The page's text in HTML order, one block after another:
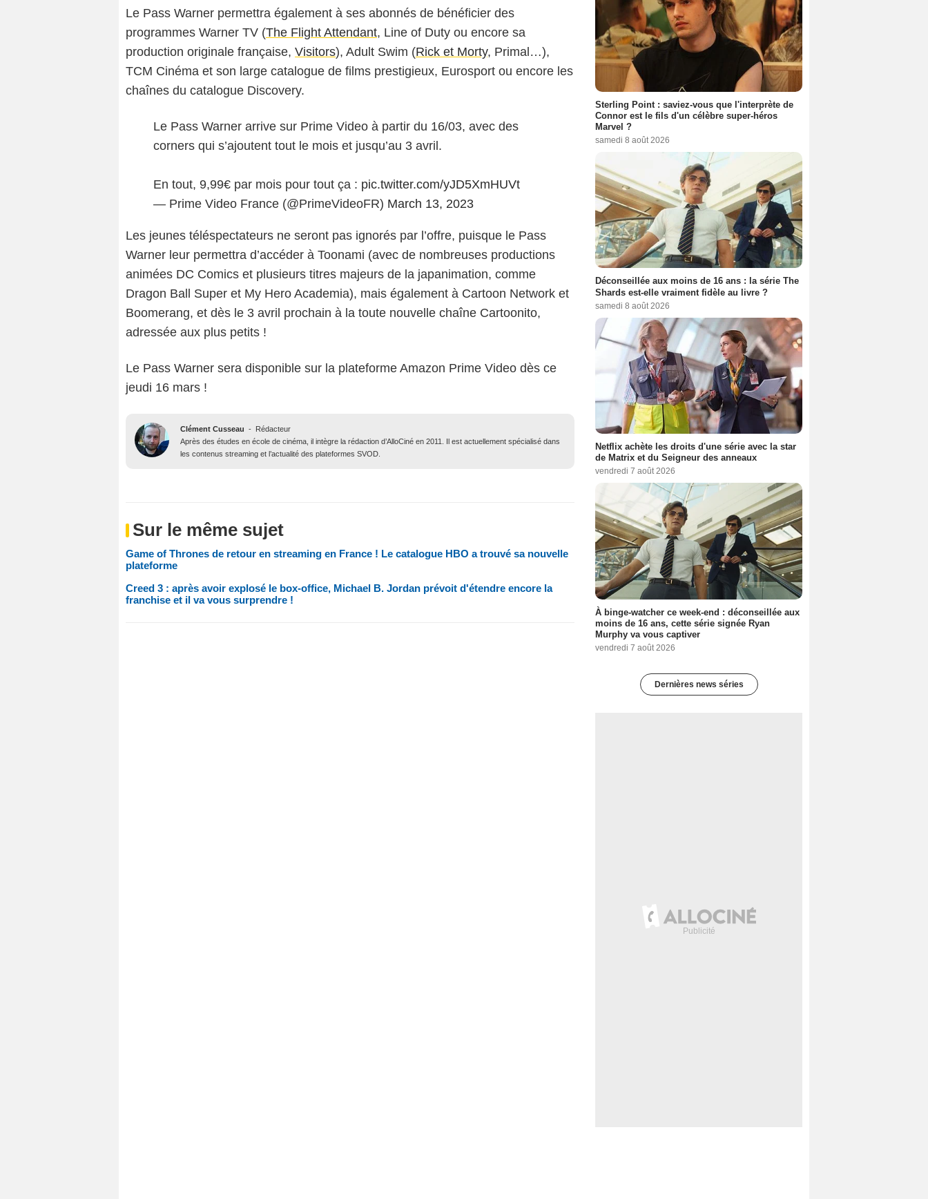
Le Pass Warner permettra également à ses abonnés de bénéficier des
programmes Warner TV (The Flight Attendant, Line of Duty ou encore sa
production originale française, Visitors), Adult Swim (Rick et Morty, Primal…),
TCM Cinéma et son large catalogue de films prestigieux, Eurosport ou encore les
chaînes du catalogue Discovery.
Le Pass Warner arrive sur Prime Video à partir du 16/03, avec des
corners qui s’ajoutent tout le mois et jusqu’au 3 avril.
En tout, 9,99€ par mois pour tout ça : pic.twitter.com/yJD5XmHUVt
— Prime Video France (@PrimeVideoFR) March 13, 2023
Les jeunes téléspectateurs ne seront pas ignorés par l’offre, puisque le Pass
Warner leur permettra d’accéder à Toonami (avec de nombreuses productions
animées DC Comics et plusieurs titres majeurs de la japanimation, comme
Dragon Ball Super et My Hero Academia), mais également à Cartoon Network et
Boomerang, et dès le 3 avril prochain à la toute nouvelle chaîne Cartoonito,
adressée aux plus petits !
Le Pass Warner sera disponible sur la plateforme Amazon Prime Video dès ce
jeudi 16 mars !
Clément Cusseau -
Rédacteur
Après des études en école de cinéma, il intègre la rédaction d’AlloCiné en 2011. Il est actuellement spécialisé dans
les contenus streaming et l’actualité des plateformes SVOD.
Sur le même sujet
Game of Thrones de retour en streaming en France ! Le catalogue HBO a trouvé sa nouvelle
plateforme
Creed 3 : après avoir explosé le box-office, Michael B. Jordan prévoit d'étendre encore la
franchise et il va vous surprendre !
Sterling Point : saviez-vous que l'interprète de
Connor est le fils d'un célèbre super-héros
Marvel ?
samedi 8 août 2026
Déconseillée aux moins de 16 ans : la série The
Shards est-elle vraiment fidèle au livre ?
samedi 8 août 2026
Netflix achète les droits d'une série avec la star
de Matrix et du Seigneur des anneaux
vendredi 7 août 2026
À binge-watcher ce week-end : déconseillée aux
moins de 16 ans, cette série signée Ryan
Murphy va vous captiver
vendredi 7 août 2026
Dernières news séries